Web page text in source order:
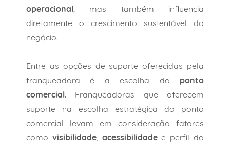
operacional, mas também influencia
diretamente o crescimento sustentável do
negócio.
Entre as opções de suporte oferecidas pela
franqueadora é a escolha do ponto
comercial. Franqueadoras que oferecem
suporte na escolha estratégica do ponto
comercial levam em consideração fatores
como visibilidade, acessibilidadee perfil do